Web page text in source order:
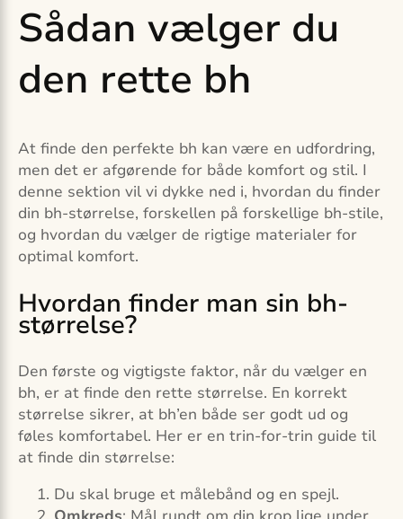
Sådan vælger du
den rette bh
At finde den perfekte bh kan være en udfordring,
men det er afgørende for både komfort og stil. I
denne sektion vil vi dykke ned i, hvordan du finder
din bh-størrelse, forskellen på forskellige bh-stile,
og hvordan du vælger de rigtige materialer for
optimal komfort.
Hvordan finder man sin bh-
størrelse?
Den første og vigtigste faktor, når du vælger en
bh, er at finde den rette størrelse. En korrekt
størrelse sikrer, at bh’en både ser godt ud og
føles komfortabel. Her er en trin-for-trin guide til
at finde din størrelse:
Du skal bruge et målebånd og en spejl.